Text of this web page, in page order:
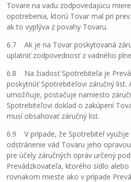
Tovare na vadu zodpovedajúcu
opotrebenia, ktorú Tovar mal pri
ak to vyplýva z povahy Tovaru.
6.7 Ak je na Tovar poskytovaná
uplatniť zodpovednosť z vadného
6.8 Na žiadosť Spotrebiteľa je
poskytnúť Spotrebiteľovi záručný list.
umožňuje, postačuje namiesto
Spotrebiteľovi doklad o zakúpení
musí obsahovať záručný list.
6.9 V prípade, že Spotrebiteľ využije
odstránenie vád Tovaru jeho
pre účely záručných opráv určený
Prevádzkovateľa, ktorého sídlo
rovnakom mieste ako v prípade